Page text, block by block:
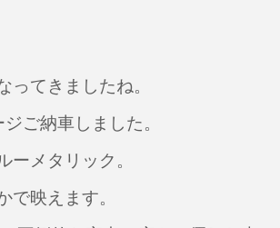
てきましたね。
ご納車しました。
メタリック。
で映えます。